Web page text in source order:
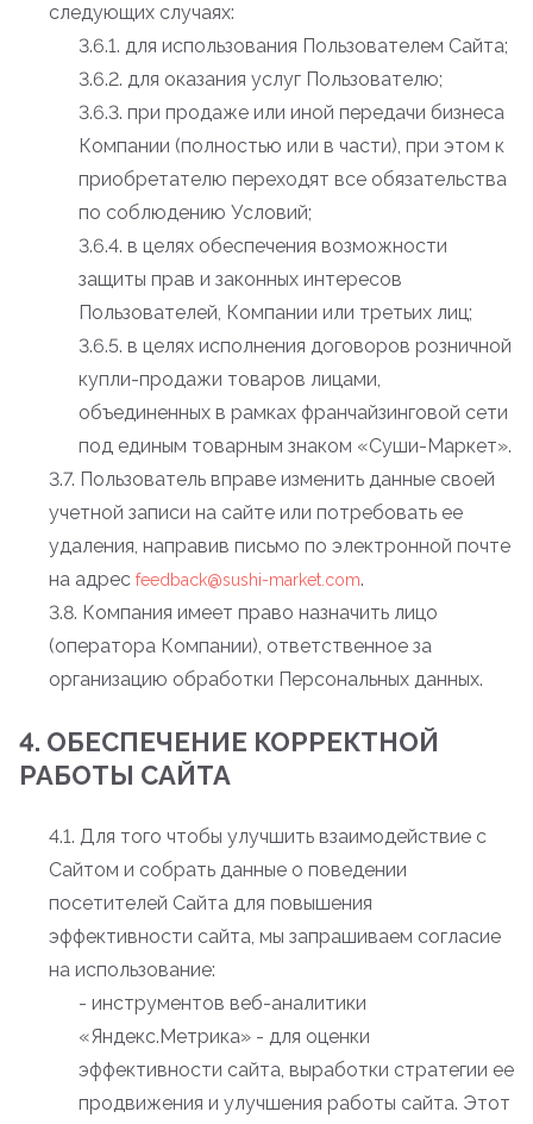
следующих случаях:
3.6.1. для использования Пользователем Сайта;
3.6.2. для оказания услуг Пользователю;
3.6.3. при продаже или иной передачи бизнеса
Компании (полностью или в части), при этом к
приобретателю переходят все обязательства
по соблюдению Условий;
3.6.4. в целях обеспечения возможности
защиты прав и законных интересов
Пользователей, Компании или третьих лиц;
3.6.5. в целях исполнения договоров розничной
купли-продажи товаров лицами,
объединенных в рамках франчайзинговой сети
под единым товарным знаком «Суши-Маркет».
3.7. Пользователь вправе изменить данные своей
учетной записи на сайте или потребовать ее
удаления, направив письмо по электронной почте
на адрес feedback@sushi-market.com.
3.8. Компания имеет право назначить лицо
(оператора Компании), ответственное за
организацию обработки Персональных данных.
4. ОБЕСПЕЧЕНИЕ КОРРЕКТНОЙ
РАБОТЫ САЙТА
4.1. Для того чтобы улучшить взаимодействие с
Сайтом и собрать данные о поведении
посетителей Сайта для повышения
эффективности сайта, мы запрашиваем согласие
на использование:
- инструментов веб-аналитики
«Яндекс.Метрика» - для оценки
эффективности сайта, выработки стратегии ее
продвижения и улучшения работы сайта. Этот